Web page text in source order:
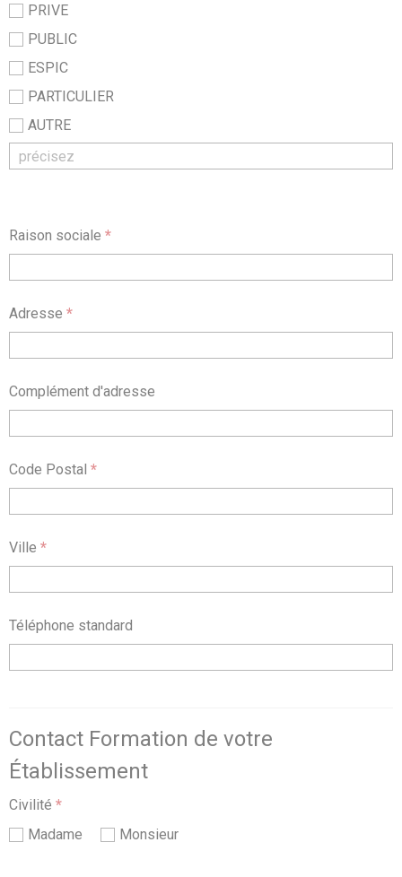
PRIVE
PUBLIC
ESPIC
PARTICULIER
AUTRE
Raison sociale *
Adresse *
Complément d'adresse
Code Postal *
Ville *
Téléphone standard
Contact Formation de votre
Établissement
Civilité *
Madame
Monsieur